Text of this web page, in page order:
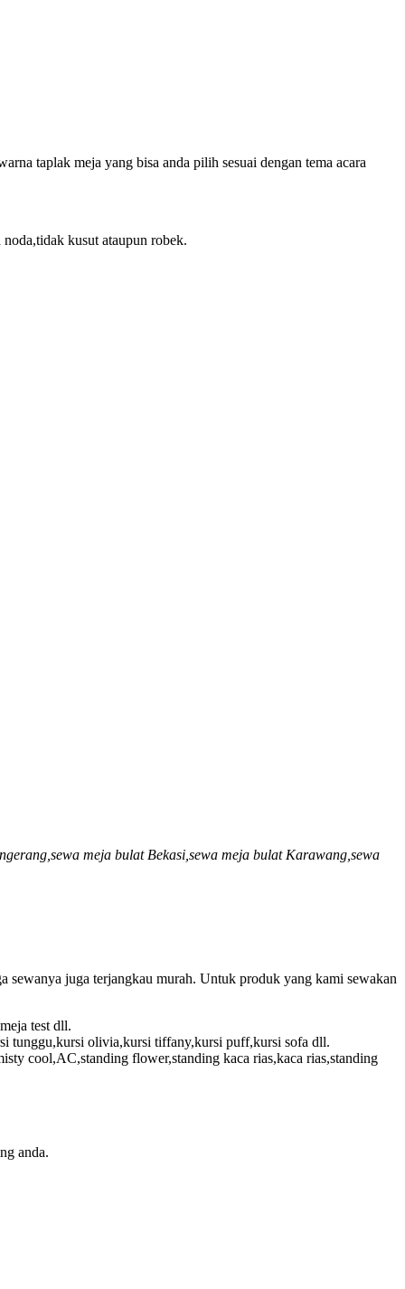
taplak meja yang bisa anda pilih sesuai dengan tema acara
kusut ataupun robek.
meja bulat Bekasi,sewa meja bulat Karawang,sewa
sewanya juga terjangkau murah. Untuk produk yang kami sewakan
test dll.
tunggu,kursi olivia,kursi tiffany,kursi puff,kursi sofa dll.
cool,AC,standing flower,standing kaca rias,kaca rias,standing
anda.